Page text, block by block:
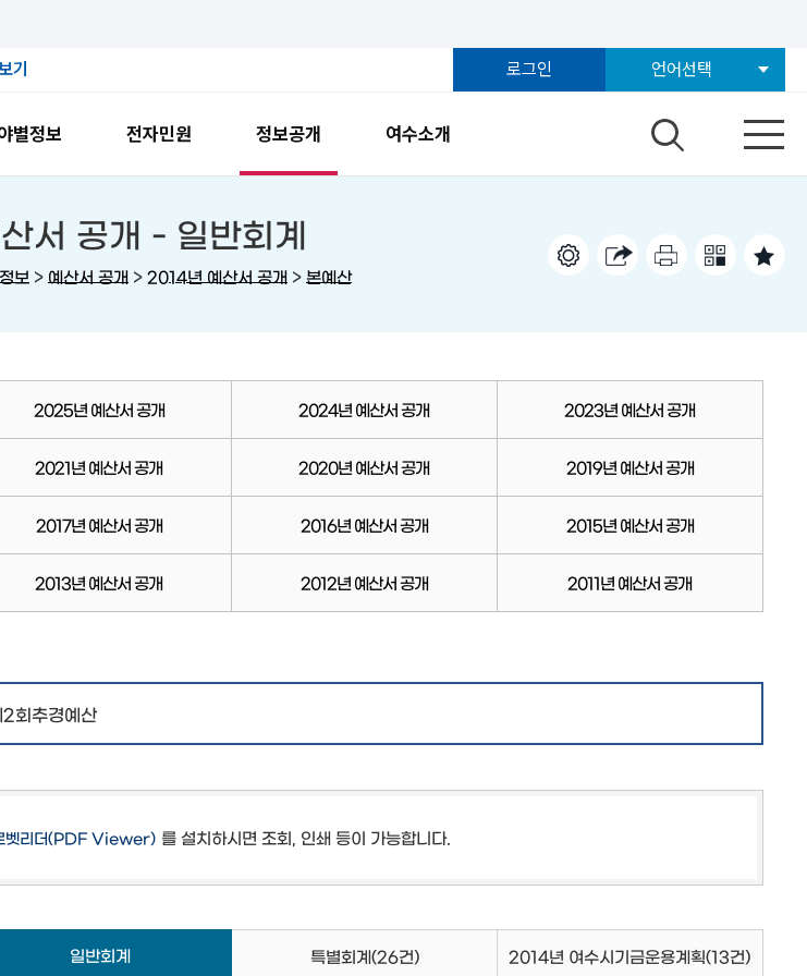
기 로그인 언어선택
별정보 전자민원 정보공개 여수소개
서 공개 - 일반회계
보 > 예산서 공개 > 2014년 예산서 공개 > 본예산
2025년 예산서 공개 2024년 예산서 공개 2023년 예산서 공개
2021년 예산서 공개 2020년 예산서 공개 2019년 예산서 공개
2017년 예산서 공개 2016년 예산서 공개 2015년 예산서 공개
2013년 예산서 공개 2012년 예산서 공개 2011년 예산서 공개
2회추경예산
벳리더(PDF Viewer) 를 설치하시면 조회, 인쇄 등이 가능합니다.
일반회계 특별회계(26건) 2014년 여수시기금운용계획(13건)